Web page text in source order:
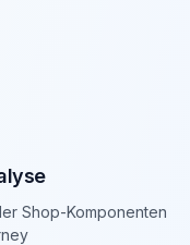
Shop-Komponenten